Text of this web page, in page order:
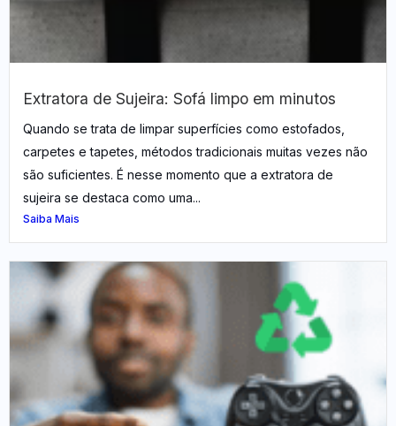
Extratora de Sujeira: Sofá limpo em minutos
Quando se trata de limpar superfícies como estofados,
carpetes e tapetes, métodos tradicionais muitas vezes não
são suficientes. É nesse momento que a extratora de
sujeira se destaca como uma...
Saiba Mais